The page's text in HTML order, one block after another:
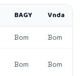
BAGY Vnda
Bom Bom
Bom Bom